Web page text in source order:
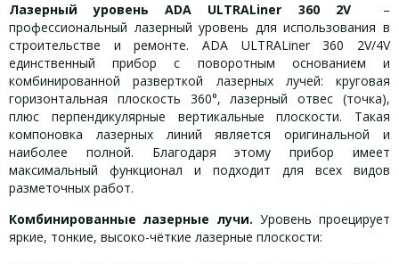
Лазерный уровень ADA ULTRALiner 360 2V–
профессиональный лазерный уровень для использования в
строительстве и ремонте. ADA ULTRALiner 360 2V/4V
единственный прибор с поворотным основанием и
комбинированной разверткой лазерных лучей: круговая
горизонтальная плоскость 360°, лазерный отвес (точка),
плюс перпендикулярные вертикальные плоскости. Такая
компоновка лазерных линий является оригинальной и
наиболее полной. Благодаря этому прибор имеет
максимальный функционал и подходит для всех видов
разметочных работ.
Комбинированные лазерные лучи. Уровень проецирует
яркие, тонкие, высоко-чёткие лазерные плоскости: